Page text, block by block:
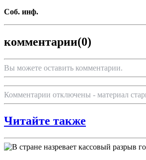
Соб. инф.
комментарии(0)
Вы можете оставить комментарии.
Комментарии отключены - материал
Читайте также